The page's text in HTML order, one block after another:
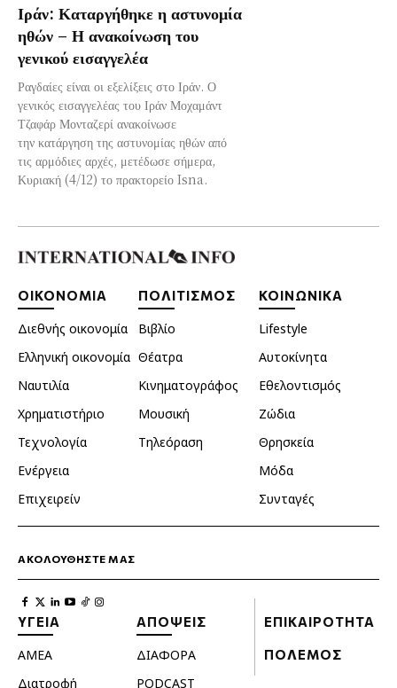
Ιράν: Καταργήθηκε η αστυνομία
ηθών – Η ανακοίνωση του
γενικού εισαγγελέα
Ραγδαίες είναι οι εξελίξεις στο Ιράν. Ο
γενικός εισαγγελέας του Ιράν Μοχαμάντ
Τζαφάρ Μονταζερί ανακοίνωσε
την κατάργηση της αστυνομίας ηθών από
τις αρμόδιες αρχές, μετέδωσε σήμερα,
Κυριακή (4/12) το πρακτορείο Isna.
ΟΙΚΟΝΟΜΙΑ
Διεθνής οικονομία
Ελληνική οικονομία
Ναυτιλία
Χρηματιστήριο
Τεχνολογία
Ενέργεια
Επιχειρείν
ΠΟΛΙΤΙΣΜΟΣ
Βιβλίο
Θέατρα
Κινηματογράφος
Μουσική
Τηλεόραση
ΚΟΙΝΩΝΙΚΑ
Lifestyle
Αυτοκίνητα
Εθελοντισμός
Ζώδια
Θρησκεία
Μόδα
Συνταγές
ΑΚΟΛΟΥΘΗΣΤΕ ΜΑΣ
ΥΓΕΙΑ
ΑΜΕΑ
Διατροφή
ΑΠΟΨΕΙΣ
ΔΙΑΦΟΡΑ
PODCAST
ΕΠΙΚΑΙΡΟΤΗΤΑ
ΠΟΛΕΜΟΣ